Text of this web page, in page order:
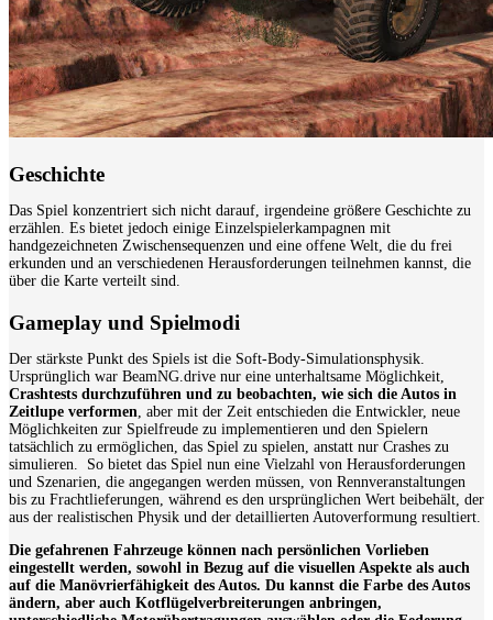
Geschichte
Das Spiel konzentriert sich nicht darauf, irgendeine größere Geschichte zu
erzählen. Es bietet jedoch einige Einzelspielerkampagnen mit
handgezeichneten Zwischensequenzen und eine offene Welt, die du frei
erkunden und an verschiedenen Herausforderungen teilnehmen kannst, die
über die Karte verteilt sind.
Gameplay und Spielmodi
Der stärkste Punkt des Spiels ist die Soft-Body-Simulationsphysik.
Ursprünglich war BeamNG.drive nur eine unterhaltsame Möglichkeit,
Crashtests durchzuführen und zu beobachten, wie sich die Autos in
Zeitlupe verformen , aber mit der Zeit entschieden die Entwickler, neue
Möglichkeiten zur Spielfreude zu implementieren und den Spielern
tatsächlich zu ermöglichen, das Spiel zu spielen, anstatt nur Crashes zu
simulieren. So bietet das Spiel nun eine Vielzahl von Herausforderungen
und Szenarien, die angegangen werden müssen, von Rennveranstaltungen
bis zu Frachtlieferungen, während es den ursprünglichen Wert beibehält, der
aus der realistischen Physik und der detaillierten Autoverformung resultiert.
Die gefahrenen Fahrzeuge können nach persönlichen Vorlieben
eingestellt werden, sowohl in Bezug auf die visuellen Aspekte als auch
auf die Manövrierfähigkeit des Autos. Du kannst die Farbe des Autos
ändern, aber auch Kotflügelverbreiterungen anbringen,